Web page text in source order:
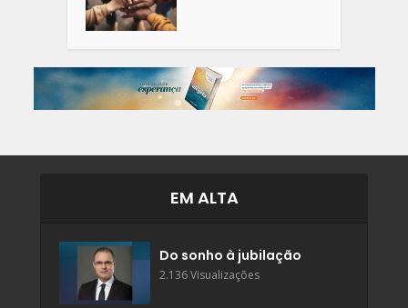
EM ALTA
Do sonho à jubilação
2.136 Visualizações